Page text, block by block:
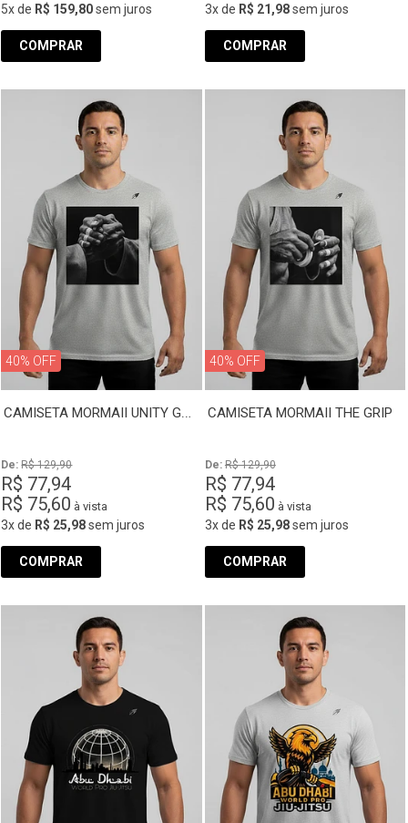
5xde R$ 159,80sem juros
COMPRAR
3xde R$ 21,98sem juros
COMPRAR
40% OFF
CAMISETA MORMAII UNITY GRIP
De: R$ 129,90
R$ 77,94
R$ 75,60 à vista
3xde R$ 25,98sem juros
COMPRAR
40% OFF
CAMISETA MORMAII THE GRIP
De: R$ 129,90
R$ 77,94
R$ 75,60 à vista
3xde R$ 25,98sem juros
COMPRAR